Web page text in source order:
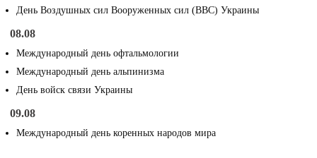
День Воздушных сил Вооруженных сил (ВВС) Украины
08.08
Международный день офтальмологии
Международный день альпинизма
День войск связи Украины
09.08
Международный день коренных народов мира